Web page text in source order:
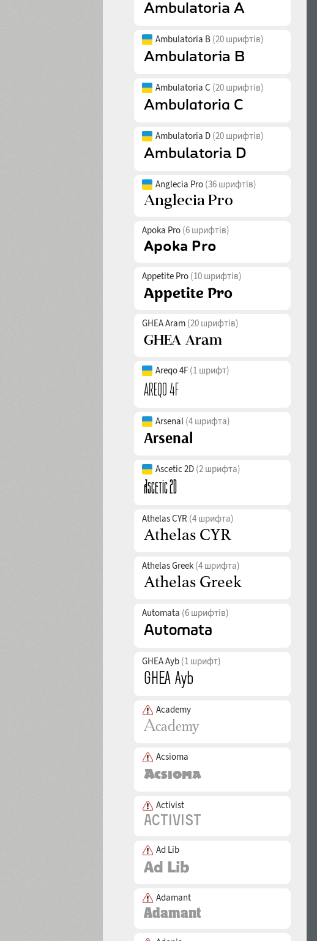
Ambulatoria B (20 шрифтів)
Ambulatoria C (20 шрифтів)
Ambulatoria D (20 шрифтів)
Anglecia Pro (36 шрифтів)
Apoka Pro (6 шрифтів)
Appetite Pro (10 шрифтів)
GHEA Aram (20 шрифтів)
Areqo 4F (1 шрифт)
Arsenal (4 шрифта)
Ascetic 2D (2 шрифта)
Athelas CYR (4 шрифта)
Athelas Greek (4 шрифта)
Automata (6 шрифтів)
GHEA Ayb (1 шрифт)
Academy
Acsioma
Activist
Ad Lib
Adamant